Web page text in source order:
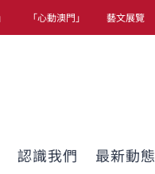
「心動澳門」 藝文展覽
認識我們 最新動態